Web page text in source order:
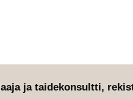
ja taidekonsultti,